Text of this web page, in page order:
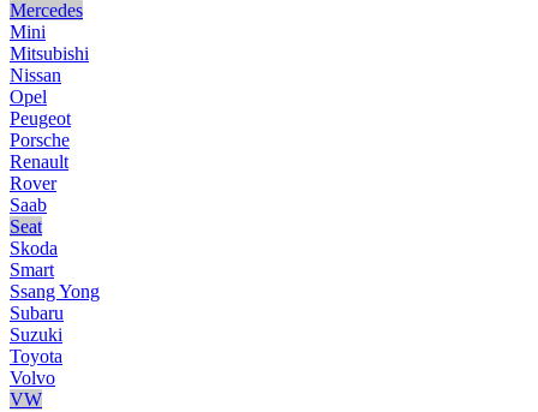
Mercedes
Mini
Mitsubishi
Nissan
Opel
Peugeot
Porsche
Renault
Rover
Saab
Seat
Skoda
Smart
Ssang Yong
Subaru
Suzuki
Toyota
Volvo
VW